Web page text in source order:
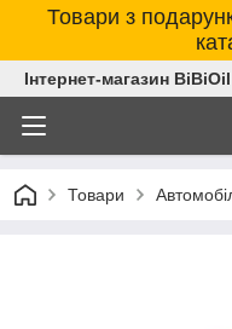
Товари з
Інтернет-магазин BiBiOil
Товари